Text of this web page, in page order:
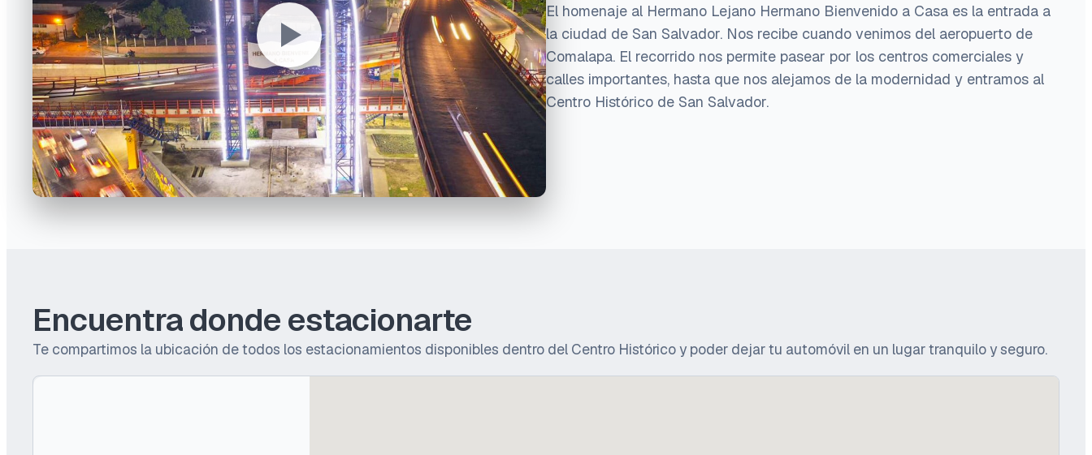
El homenaje al Hermano Lejano Hermano Bienvenido a Casa es la entrada a
la ciudad de San Salvador. Nos recibe cuando venimos del aeropuerto de
Comalapa. El recorrido nos permite pasear por los centros comerciales y
calles importantes, hasta que nos alejamos de la modernidad y entramos al
Centro Histórico de San Salvador.
Encuentra donde estacionarte
Te compartimos la ubicación de todos los estacionamientos disponibles dentro del Centro Histórico y poder dejar tu automóvil en un lugar tranquilo y seguro.